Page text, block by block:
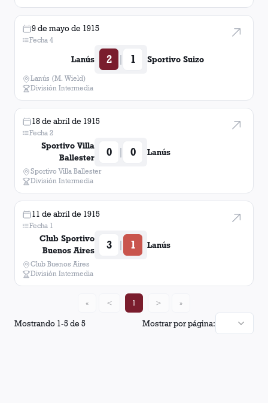
9 de mayo de 1915
Fecha 4
Lanús 2 | 1 Sportivo Suizo
Lanús (M. Wield)
División Intermedia
18 de abril de 1915
Fecha 2
Sportivo Villa
Ballester
0 | 0 Lanús
Sportivo Villa Ballester
División Intermedia
11 de abril de 1915
Fecha 1
Club Sportivo
Buenos Aires
3 | 1 Lanús
Club Buenos Aires
División Intermedia
Mostrando 1-5de5 Mostrar por página:
« < 1 > »